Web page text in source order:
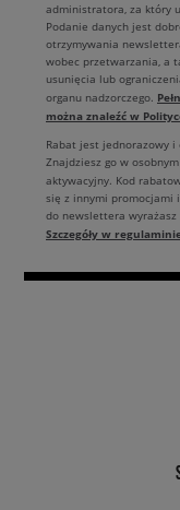
administratora, za który
Podanie danych jest
otrzymywania
wobec przetwarzania, a
usunięcia lub
organu nadzorczego.
można znaleźć w
Rabat jest jednorazowy
Znajdziesz go w
aktywacyjny. Kod
się z innymi promocjami
do newslettera
Szczegóły w